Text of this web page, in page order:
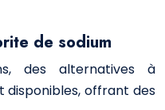
de sodium
des alternatives à
disponibles, offrant des